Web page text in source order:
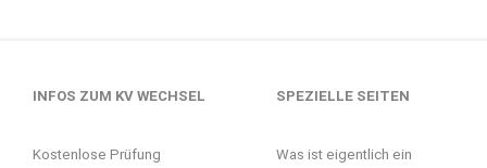
INFOS ZUM KV WECHSEL
Kostenlose Prüfung
SPEZIELLE SEITEN
Was ist eigentlich ein